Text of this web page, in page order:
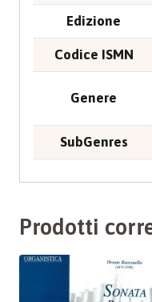
Edizione
Codice ISMN
Genere
SubGenres
Prodotti